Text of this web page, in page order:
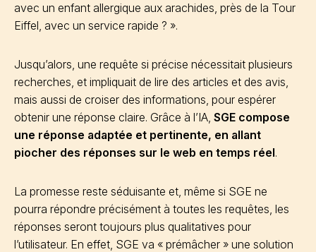
avec un enfant allergique aux arachides, près de la Tour
Eiffel, avec un service rapide ? ».
Jusqu’alors, une requête si précise nécessitait plusieurs
recherches, et impliquait de lire des articles et des avis,
mais aussi de croiser des informations, pour espérer
obtenir une réponse claire. Grâce à l’IA, SGE compose
une réponse adaptée et pertinente, en allant
piocher des réponses sur le web en temps réel.
La promesse reste séduisante et, même si SGE ne
pourra répondre précisément à toutes les requêtes, les
réponses seront toujours plus qualitatives pour
l’utilisateur. En effet, SGE va « prémâcher » une solution